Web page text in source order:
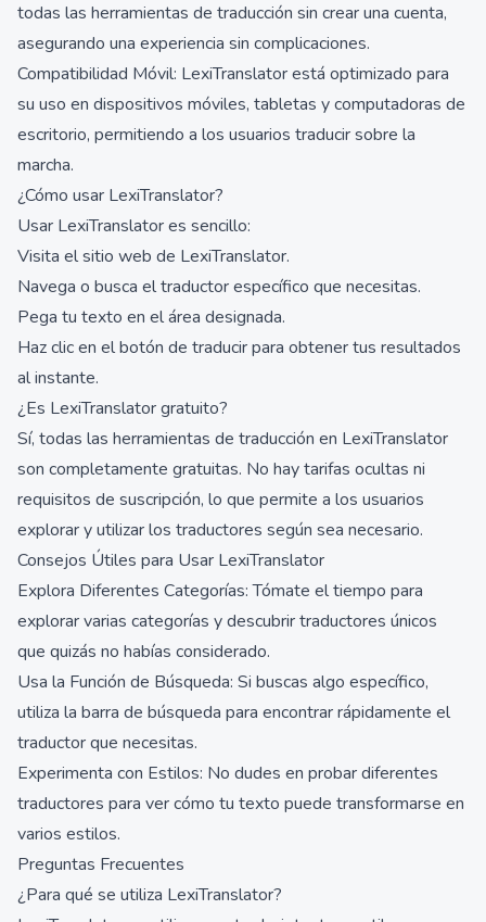
todas las herramientas de traducción sin crear una cuenta,
asegurando una experiencia sin complicaciones.
Compatibilidad Móvil: LexiTranslator está optimizado para
su uso en dispositivos móviles, tabletas y computadoras de
escritorio, permitiendo a los usuarios traducir sobre la
marcha.
¿Cómo usar LexiTranslator?
Usar LexiTranslator es sencillo:
Visita el sitio web de LexiTranslator.
Navega o busca el traductor específico que necesitas.
Pega tu texto en el área designada.
Haz clic en el botón de traducir para obtener tus resultados
al instante.
¿Es LexiTranslator gratuito?
Sí, todas las herramientas de traducción en LexiTranslator
son completamente gratuitas. No hay tarifas ocultas ni
requisitos de suscripción, lo que permite a los usuarios
explorar y utilizar los traductores según sea necesario.
Consejos Útiles para Usar LexiTranslator
Explora Diferentes Categorías: Tómate el tiempo para
explorar varias categorías y descubrir traductores únicos
que quizás no habías considerado.
Usa la Función de Búsqueda: Si buscas algo específico,
utiliza la barra de búsqueda para encontrar rápidamente el
traductor que necesitas.
Experimenta con Estilos: No dudes en probar diferentes
traductores para ver cómo tu texto puede transformarse en
varios estilos.
Preguntas Frecuentes
¿Para qué se utiliza LexiTranslator?